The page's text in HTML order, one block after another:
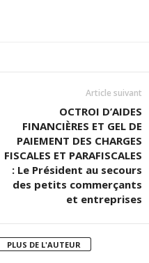
Article suivant
OCTROI D’AIDES
FINANCIÈRES ET GEL DE
PAIEMENT DES CHARGES
FISCALES ET PARAFISCALES
: Le Président au secours
des petits commerçants
et entreprises
PLUS DE L'AUTEUR